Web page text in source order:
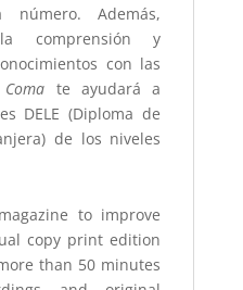
número. Además,
comprensión y
con las
te ayudará a
DELE (Diploma de
de los niveles
to improve
copy print edition
than 50 minutes